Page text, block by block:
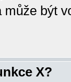
být
X?